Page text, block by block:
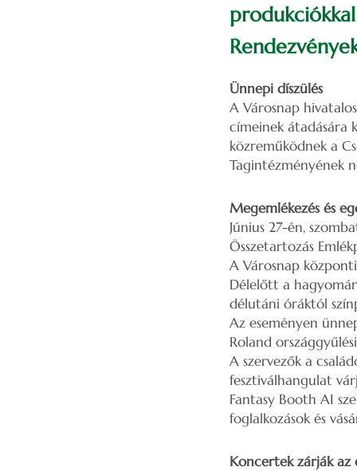
Ünnepi díszülés
A Városnap
címeinek átadására
közreműködnek a
Tagintézményének
Megemlékezés és
Június 27-én,
Összetartozás
A Városnap
Délelőtt a
délutáni óráktól
Az eseményen
Roland
A szervezők a
fesztiválhangulat
Fantasy Booth AI
foglalkozások és
Koncertek zárják az